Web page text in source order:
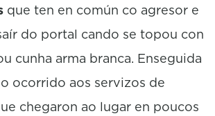
que ten en común co agresor e
do portal cando se topou con
cunha arma branca. Enseguida
ocorrido aos servizos de
chegaron ao lugar en poucos